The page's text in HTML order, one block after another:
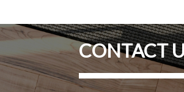
CONTACT